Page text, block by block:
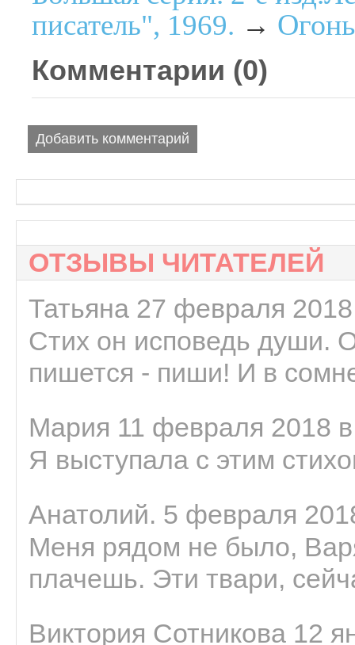
писатель", 1969. → Огонь
Комментарии (0)
Добавить комментарий
ОТЗЫВЫ ЧИТАТЕЛЕЙ
Татьяна 27 февраля
Стих он исповедь души.
пишется - пиши! И в
Мария 11 февраля 2018
Я выступала с этим
Анатолий. 5 февраля
Меня рядом не было,
плачешь. Эти твари,
Виктория Сотникова 12